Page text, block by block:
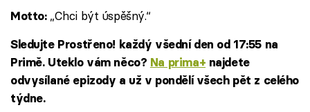
Motto:„Chci být úspěšný.“
Sledujte Prostřeno! každý všední den od 17:55 na
Primě. Uteklo vám něco? Na prima+ najdete
odvysílané epizody a už v pondělí všech pět z celého
týdne.